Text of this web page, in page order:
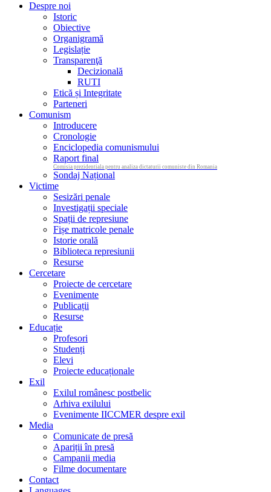
Despre noi
Istoric
Obiective
Organigramă
Legislație
Transparenţă
Decizională
RUTI
Etică și Integritate
Parteneri
Comunism
Introducere
Cronologie
Enciclopedia comunismului
Raport final
Comisia prezidentiala pentru analiza dictaturii comuniste din Romania
Sondaj Național
Victime
Sesizări penale
Investigații speciale
Spații de represiune
Fișe matricole penale
Istorie orală
Biblioteca represiunii
Resurse
Cercetare
Proiecte de cercetare
Evenimente
Publicații
Resurse
Educație
Profesori
Studenți
Elevi
Proiecte educaționale
Exil
Exilul românesc postbelic
Arhiva exilului
Evenimente IICCMER despre exil
Media
Comunicate de presă
Apariții în presă
Campanii media
Filme documentare
Contact